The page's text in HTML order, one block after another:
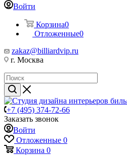
Войти
Корзина0
Отложенные0
zakaz@billiardvip.ru
г. Москва
+7 (495) 374-72-66
Заказать звонок
Войти
Отложенные 0
Корзина 0